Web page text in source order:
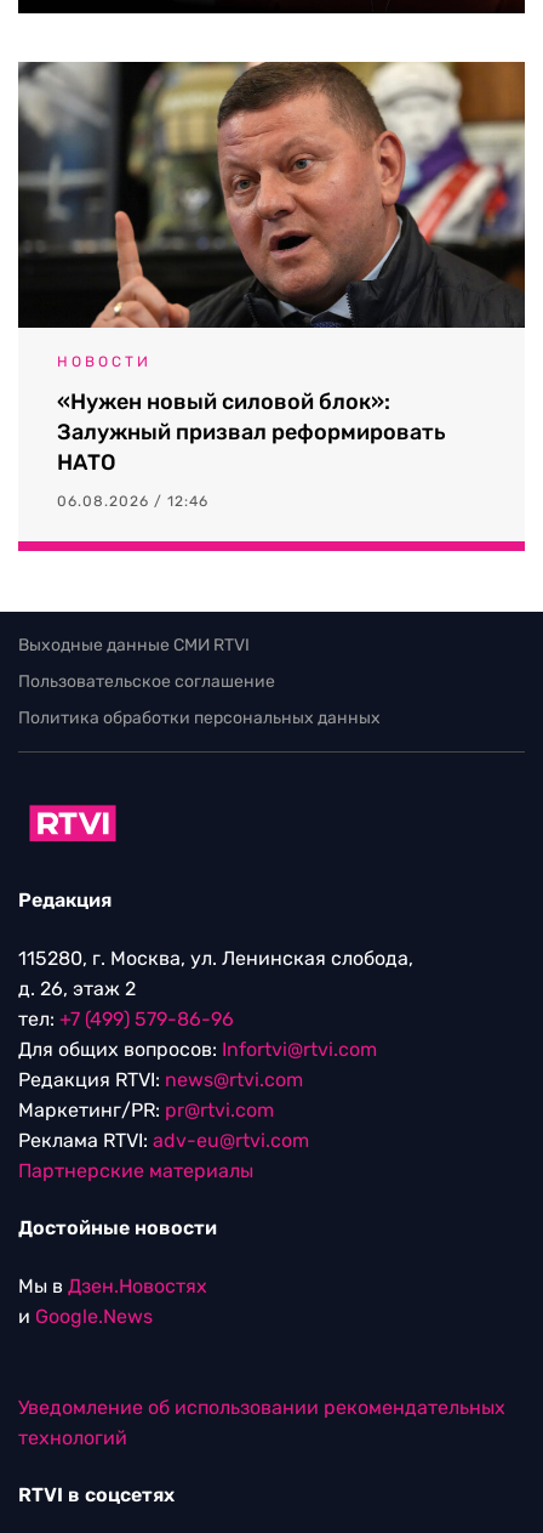
НОВОСТИ
«Нужен новый силовой блок»:
Залужный призвал реформировать
НАТО
06.08.2026 / 12:46
Выходные данные СМИ RTVI
Пользовательское соглашение
Политика обработки персональных данных
Редакция
115280, г. Москва, ул. Ленинская слобода,
д. 26, этаж 2
тел: +7 (499) 579-86-96
Для общих вопросов: Infortvi@rtvi.com
Редакция RTVI: news@rtvi.com
Маркетинг/PR: pr@rtvi.com
Реклама RTVI: adv-eu@rtvi.com
Партнерские материалы
Достойные новости
Мы в Дзен.Новостях
и Google.News
Уведомление об использовании рекомендательных
технологий
RTVI в соцсетях